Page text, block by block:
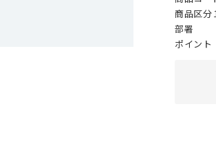
商品区分
部署
ポイント